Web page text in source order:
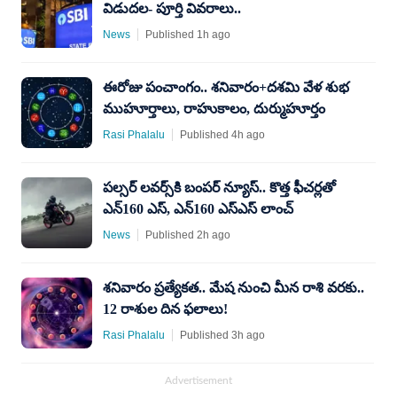
విడుదల- పూర్తి వివరాలు..
News Published 1h ago
ఈరోజు పంచాంగం.. శనివారం+దశమి వేళ శుభ
ముహూర్తాలు, రాహుకాలం, దుర్ముహూర్తం
Rasi Phalalu Published 4h ago
పల్సర్ లవర్స్‌కి బంపర్ న్యూస్.. కొత్త ఫీచర్లతో
ఎన్160 ఎస్, ఎన్160 ఎస్​ఎస్​ లాంచ్
News Published 2h ago
శనివారం ప్రత్యేకత.. మేష నుంచి మీన రాశి వరకు..
12 రాశుల దిన ఫలాలు!
Rasi Phalalu Published 3h ago